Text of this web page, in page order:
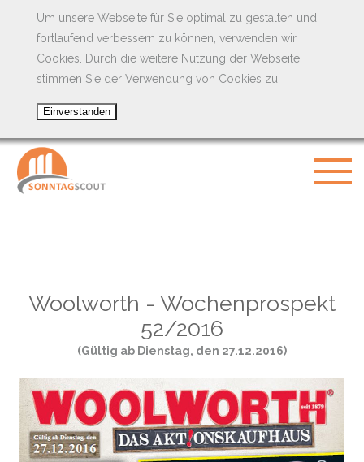
Um unsere Webseite für Sie optimal zu gestalten und
fortlaufend verbessern zu können, verwenden wir
Cookies. Durch die weitere Nutzung der Webseite
stimmen Sie der Verwendung von Cookies zu.
Woolworth - Wochenprospekt
52/2016
(Gültig ab Dienstag, den 27.12.2016)